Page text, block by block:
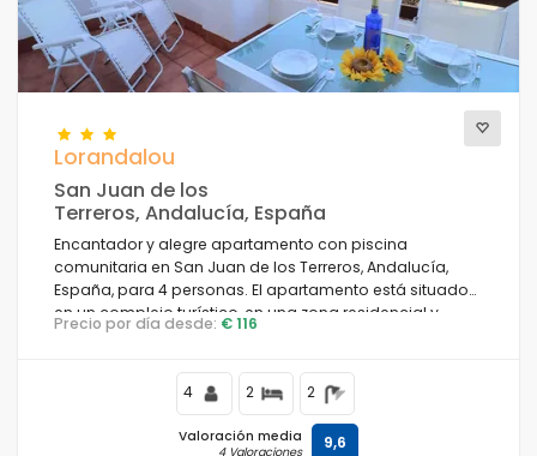
Lorandalou
San Juan de los
Terreros, Andalucía, España
Encantador y alegre apartamento con piscina
comunitaria en San Juan de los Terreros, Andalucía,
España, para 4 personas. El apartamento está situado
en un complejo turístico, en una zona residencial y
montañosa cerca de la playa, a poca distancia de
Precio por día desde: € 116
4 2 2
Valoración media
4 Valoraciones 9,6